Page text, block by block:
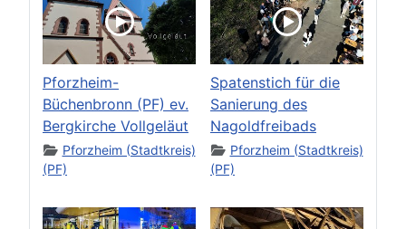
Pforzheim-
Büchenbronn (PF) ev.
Bergkirche Vollgeläut
Pforzheim (Stadtkreis)
(PF)
Spatenstich für die
Sanierung des
Nagoldfreibads
Pforzheim (Stadtkreis)
(PF)